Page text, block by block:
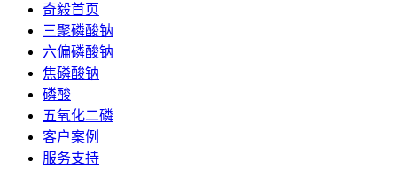
奇毅首页
三聚磷酸钠
六偏磷酸钠
焦磷酸钠
磷酸
五氧化二磷
客户案例
服务支持